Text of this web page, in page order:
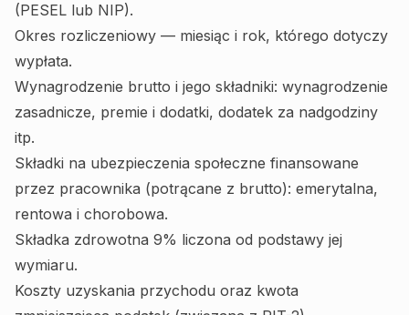
(PESEL lub NIP).
Okres rozliczeniowy — miesiąc i rok, którego dotyczy
wypłata.
Wynagrodzenie brutto i jego składniki: wynagrodzenie
zasadnicze, premie i dodatki, dodatek za nadgodziny
itp.
Składki na ubezpieczenia społeczne finansowane
przez pracownika (potrącane z brutto): emerytalna,
rentowa i chorobowa.
Składka zdrowotna 9% liczona od podstawy jej
wymiaru.
Koszty uzyskania przychodu oraz kwota